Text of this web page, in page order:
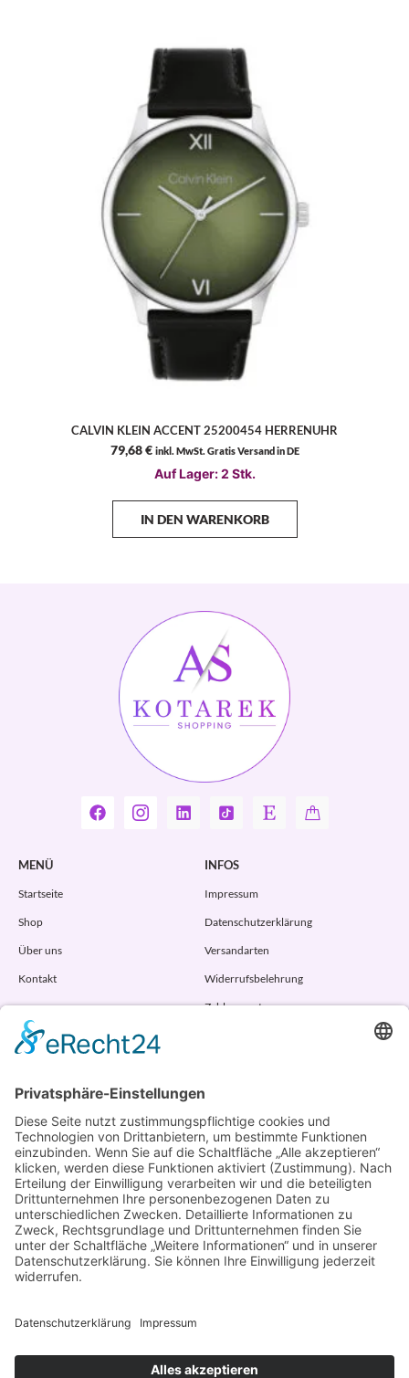
CALVIN KLEIN ACCENT 25200454 HERRENUHR
79,68€ inkl. MwSt. Gratis Versand in DE
Auf Lager: 2 Stk.
IN DEN WARENKORB
MENÜ
Startseite
Shop
Über uns
Kontakt
INFOS
Impressum
Datenschutzerklärung
Versandarten
Widerrufsbelehrung
Zahlungsarten
Randstr. 28
47804 Krefeld
+49 176 58266120
+49 176 58266120
+48 609 953 066
info@kotarek.com
Verpackungsregister LUCID: DE2926643562464